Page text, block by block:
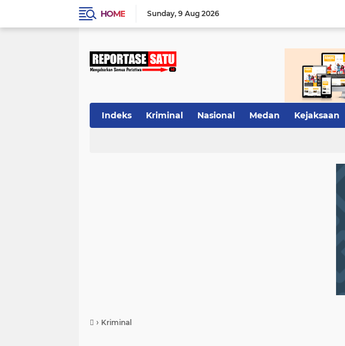
HOME Sunday 9 Aug 2026
Indeks Kriminal Nasional Medan Kejaksaan
› Kriminal